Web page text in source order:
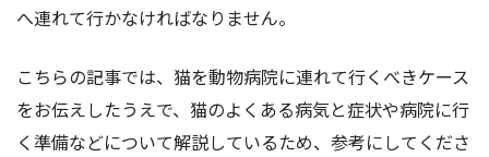
へ連れて行かなければなりません。
こちらの記事では、猫を動物病院に連れて行くべきケース
をお伝えしたうえで、猫のよくある病気と症状や病院に行
く準備などについて解説しているため、参考にしてくださ